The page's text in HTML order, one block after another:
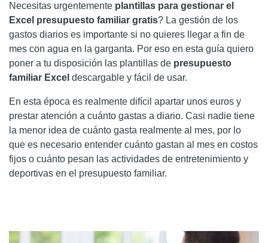
Necesitas urgentemente plantillas para gestionar el
Excel presupuesto familiar gratis? La gestión de los
gastos diarios es importante si no quieres llegar a fin de
mes con agua en la garganta. Por eso en esta guía quiero
poner a tu disposición las plantillas de presupuesto
familiar Excel descargable y fácil de usar.
En esta época es realmente difícil apartar unos euros y
prestar atención a cuánto gastas a diario. Casi nadie tiene
la menor idea de cuánto gasta realmente al mes, por lo
que es necesario entender cuánto gastan al mes en costos
fijos o cuánto pesan las actividades de entretenimiento y
deportivas en el presupuesto familiar.